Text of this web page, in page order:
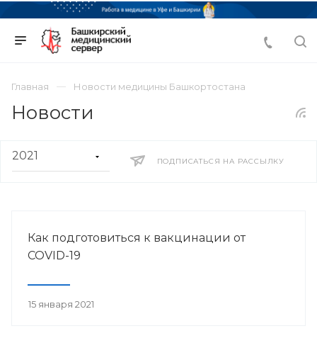
Главная Новости медицины Башкортостана
Новости
ПОДПИСАТЬСЯ НА РАССЫЛКУ
Как подготовиться к вакцинации от
COVID-19
15 января 2021